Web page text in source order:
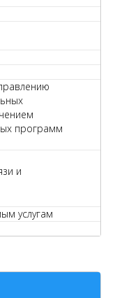
программ
и
услугам